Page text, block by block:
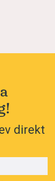
direkt